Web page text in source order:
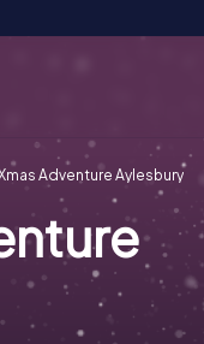
Adventure Aylesbury